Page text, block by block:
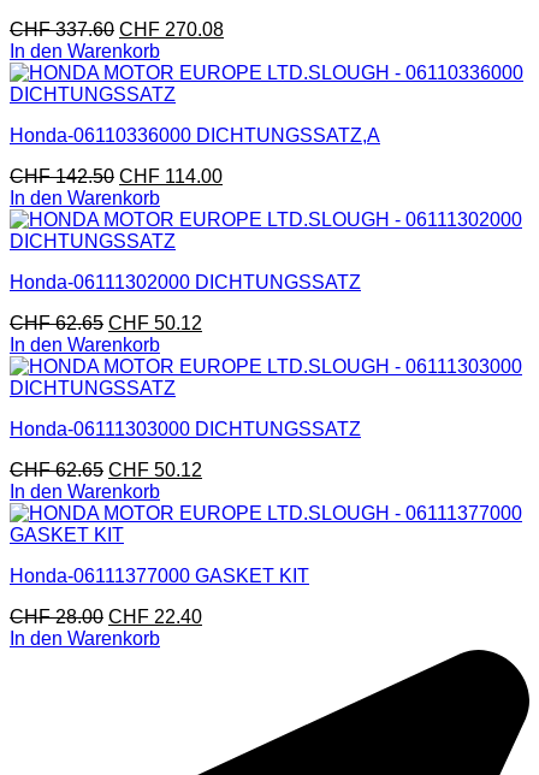
CHF337.60 CHF 270.08
In den Warenkorb
Honda-06110336000 DICHTUNGSSATZ,A
CHF142.50 CHF 114.00
In den Warenkorb
Honda-06111302000 DICHTUNGSSATZ
CHF62.65 CHF 50.12
In den Warenkorb
Honda-06111303000 DICHTUNGSSATZ
CHF62.65 CHF 50.12
In den Warenkorb
Honda-06111377000 GASKET KIT
CHF28.00 CHF 22.40
In den Warenkorb